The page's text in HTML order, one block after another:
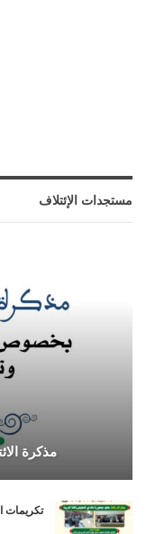
مستجدات الإئتلاف
مذكرة
تكريمات